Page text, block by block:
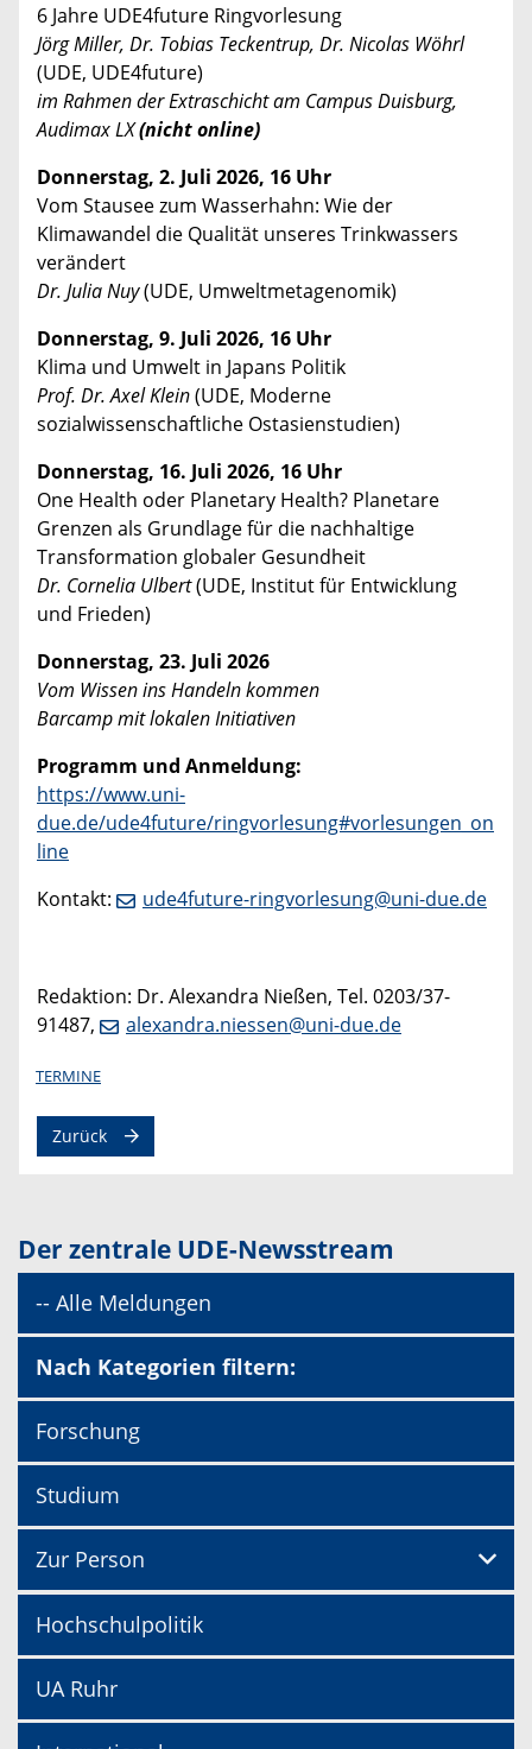
6 Jahre UDE4future Ringvorlesung
Jörg Miller, Dr. Tobias Teckentrup, Dr. Nicolas Wöhrl
(UDE, UDE4future)
im Rahmen der Extraschicht am Campus Duisburg,
Audimax LX(nicht online)
Donnerstag, 2. Juli 2026, 16 Uhr
Vom Stausee zum Wasserhahn: Wie der
Klimawandel die Qualität unseres Trinkwassers
verändert
Dr. Julia Nuy(UDE, Umweltmetagenomik)
Donnerstag, 9. Juli 2026, 16 Uhr
Klima und Umwelt in Japans Politik
Prof. Dr. Axel Klein(UDE, Moderne
sozialwissenschaftliche Ostasienstudien)
Donnerstag, 16. Juli 2026, 16 Uhr
One Health oder Planetary Health? Planetare
Grenzen als Grundlage für die nachhaltige
Transformation globaler Gesundheit
Dr. Cornelia Ulbert(UDE, Institut für Entwicklung
und Frieden)
Donnerstag, 23. Juli 2026
Vom Wissen ins Handeln kommen
Barcamp mit lokalen Initiativen
Programm und Anmeldung:
https://www.uni-
due.de/ude4future/ringvorlesung#vorlesungen_on
line
Kontakt:
ude4future-ringvorlesung@uni-due.de
Redaktion: Dr. Alexandra Nießen, Tel. 0203/37-
91487,
alexandra.niessen@uni-due.de
TERMINE
Zurück
Der zentrale UDE-Newsstream
-- Alle Meldungen
Nach Kategorien filtern:
Forschung
Studium
Zur Person
Hochschulpolitik
UA Ruhr